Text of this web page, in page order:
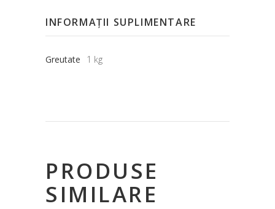
INFORMAȚII SUPLIMENTARE
Greutate 1 kg
PRODUSE
SIMILARE